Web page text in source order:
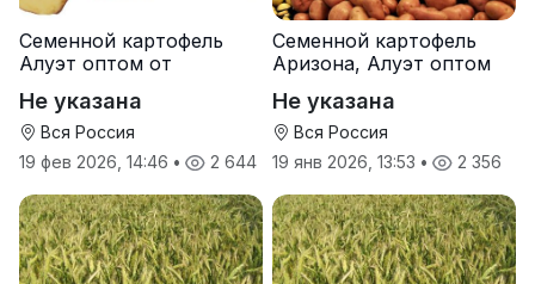
Семенной картофель
Алуэт оптом от
Не указана
Вся Россия
19 фев 2026, 14:46 • 2 644
Семенной картофель
Аризона, Алуэт оптом
Не указана
Вся Россия
19 янв 2026, 13:53 • 2 356